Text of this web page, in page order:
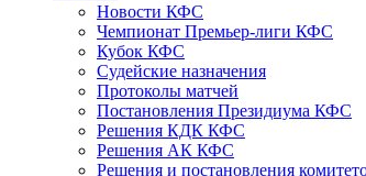
Новости КФС
Чемпионат Премьер-лиги КФС
Кубок КФС
Судейские назначения
Протоколы матчей
Постановления Президиума КФС
Решения КДК КФС
Решения АК КФС
Решения и постановления